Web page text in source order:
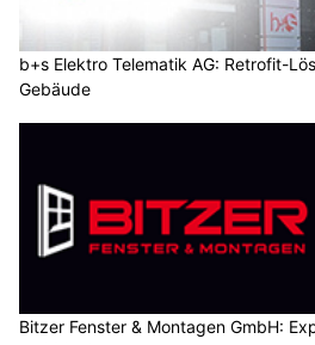
b+s Elektro Telematik AG: Retrofit-
Gebäude
Bitzer Fenster & Montagen GmbH: